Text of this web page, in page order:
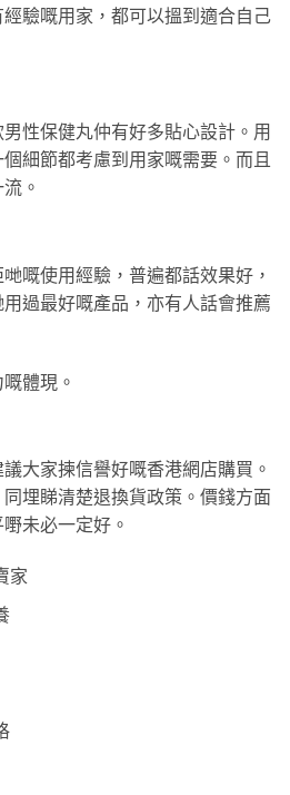
驗嘅用家，都可以搵到適合自己
性保健丸仲有好多貼心設計。用
細節都考慮到用家嘅需要。而且
。
嘅使用經驗，普遍都話效果好，
過最好嘅產品，亦有人話會推薦
體現。
大家揀信譽好嘅香港網店購買。
埋睇清楚退換貨政策。價錢方面
未必一定好。
家